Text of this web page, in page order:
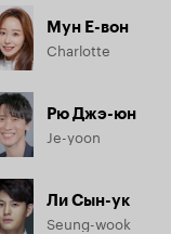
Мун Е-вон
Charlotte
Рю Джэ-юн
Je-yoon
Ли Сын-ук
Seung-wook